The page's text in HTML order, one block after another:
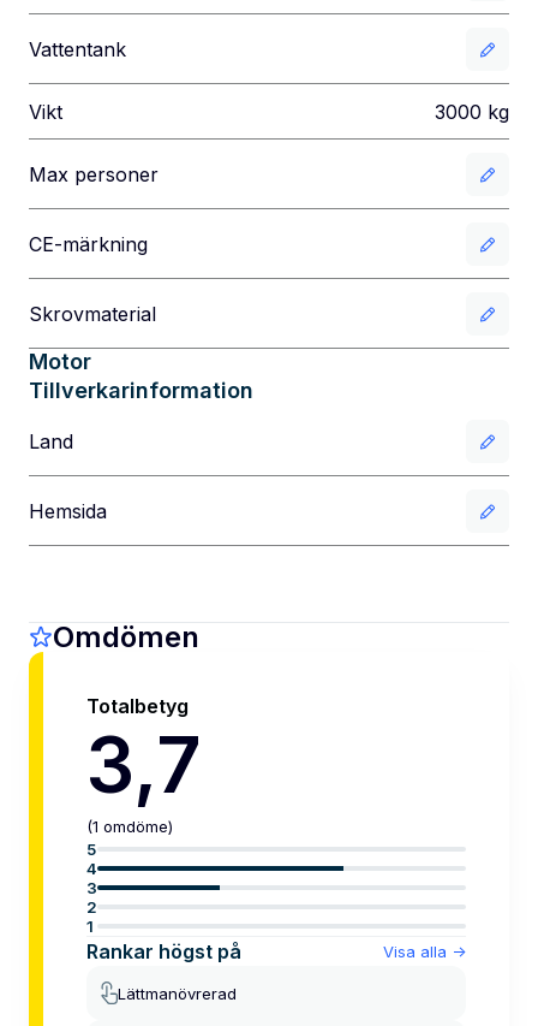
Vattentank
Vikt 3000 kg
Max personer
CE-märkning
Skrovmaterial
Motor
Tillverkarinformation
Land
Hemsida
Omdömen
Totalbetyg
3,7
(1 omdöme)
5
4
3
2
1
Rankar högst på Visa alla ->
Lättmanövrerad